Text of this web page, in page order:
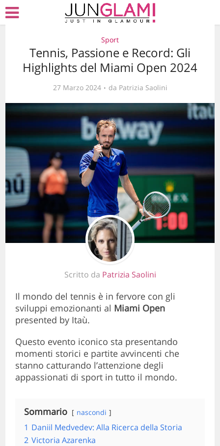
Sport
Tennis, Passione e Record: Gli
Highlights del Miami Open 2024
27 Marzo 2024 da Patrizia Saolini
Scritto da Patrizia Saolini
Il mondo del tennis è in fervore con gli
sviluppi emozionanti al Miami Open
presented by Itaù.
Questo evento iconico sta presentando
momenti storici e partite avvincenti che
stanno catturando l’attenzione degli
appassionati di sport in tutto il mondo.
Sommario nascondi
1 Daniil Medvedev: Alla Ricerca della Storia
2 Victoria Azarenka